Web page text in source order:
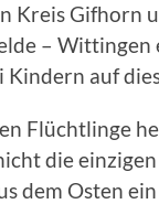
Kreis Gifhorn
– Wittingen
auf
Flüchtlinge
die
dem Osten